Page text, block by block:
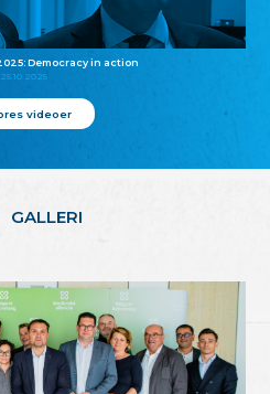
Democracy in action
25.10.2025
videoer
GALLERI